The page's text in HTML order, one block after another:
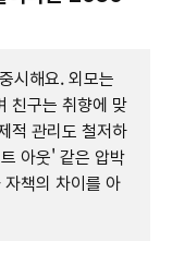
시해요. 외모는
친구는 취향에 맞
적 관리도 철저하
아웃' 같은 압박
책의 차이를 아